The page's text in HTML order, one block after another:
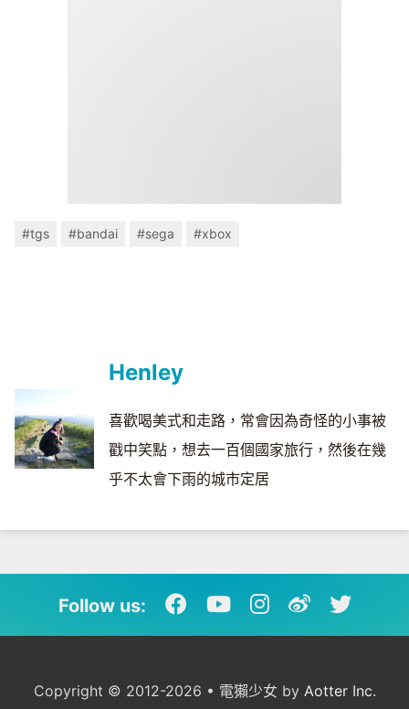
#tgs #bandai #sega #xbox
Henley
喜歡喝美式和走路，常會因為奇怪的小事被
戳中笑點，想去一百個國家旅行，然後在幾
乎不太會下雨的城市定居
Follow us:
Copyright © 2012-2026 • 電獺少女 by Aotter Inc.